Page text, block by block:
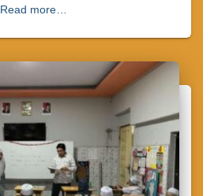
Read more…